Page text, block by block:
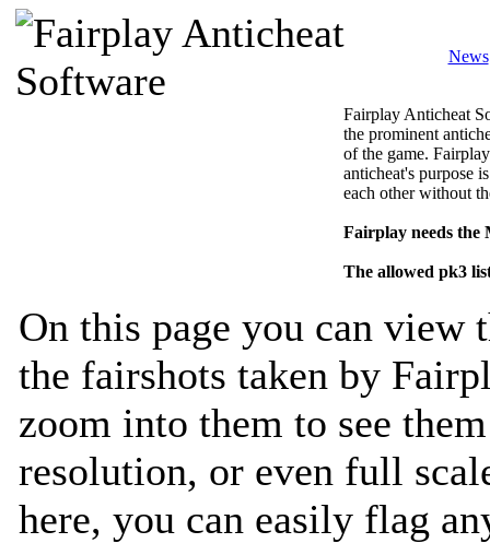
News
Fairplay Anticheat
the prominent
of the game.
anticheat's purpose
each other without
Fairplay needs
The allowed pk3
On this page you can view
the fairshots taken by
zoom into them to see
resolution, or even full
here, you can easily flag